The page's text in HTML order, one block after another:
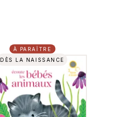
À PARAÎTRE
DÈS LA NAISSANCE